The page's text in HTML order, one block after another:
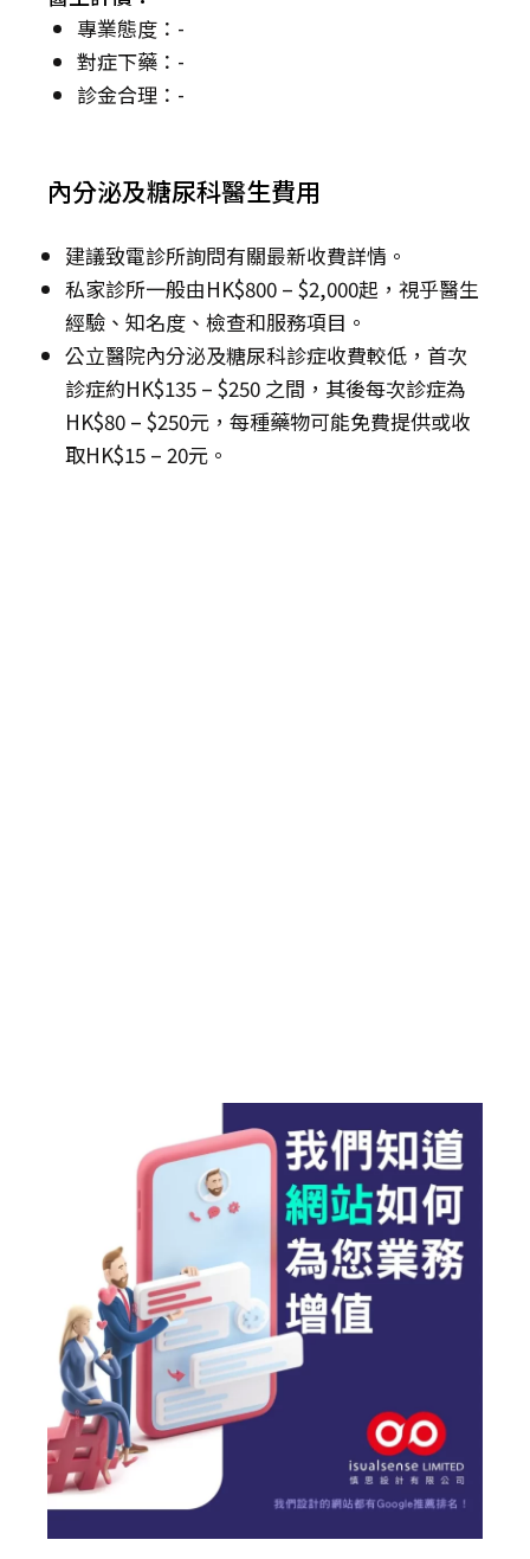
專業態度：-
對症下藥：-
診金合理：-
內分泌及糖尿科醫生費用
建議致電診所詢問有關最新收費詳情。
私家診所一般由HK$800 – $2,000起，視乎醫生
經驗、知名度、檢查和服務項目。
公立醫院內分泌及糖尿科診症收費較低，首次
診症約HK$135 – $250 之間，其後每次診症為
HK$80 – $250元，每種藥物可能免費提供或收
取HK$15 – 20元。